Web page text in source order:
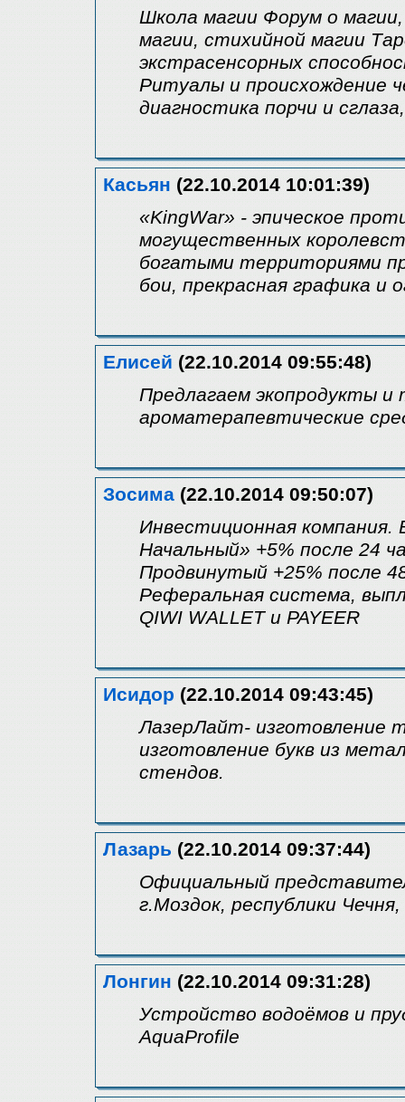
Школа магии Форум о
магии, стихийной магии
экстрасенсорных
Ритуалы и происхождение
диагностика порчи и
Касьян (22.10.2014 10:01:39)
«KingWar» - эпическое
могущественных
богатыми территориями
бои, прекрасная графика и
Елисей (22.10.2014 09:55:48)
Предлагаем экопродукты и
ароматерапевтические
Зосима (22.10.2014 09:50:07)
Инвестиционная
Начальный» +5% после 24
Продвинутый +25% после
Реферальная система,
QIWI WALLET и PAYEER
Исидор (22.10.2014 09:43:45)
ЛазерЛайт- изготовление
изготовление букв из
стендов.
Лазарь (22.10.2014 09:37:44)
Официальный
г.Моздок, республики
Лонгин (22.10.2014 09:31:28)
Устройство водоёмов и
AquaProfile